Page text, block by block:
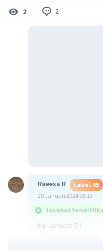
2 2
Raeesa R Level 45
29 Januari 2024 08:13
Jawaban
Hai Janeeta Z !